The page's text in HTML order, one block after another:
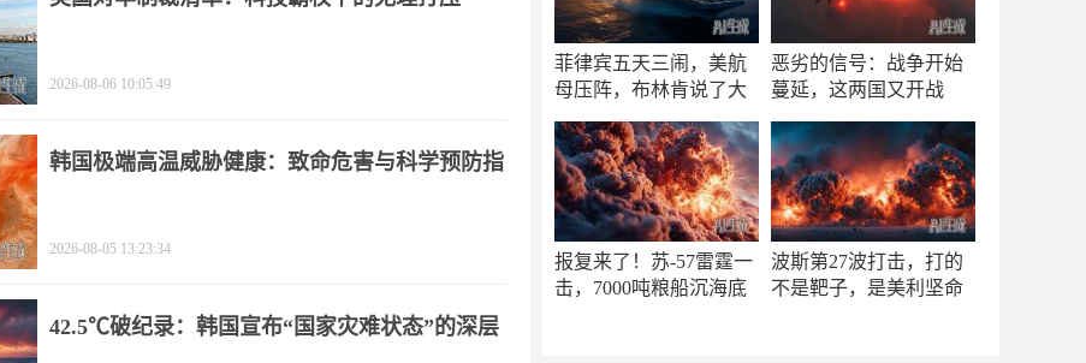
菲律宾五天三闹，美航
母压阵，布林肯说了大
恶劣的信号：战争开始
蔓延，这两国又开战
报复来了！苏-57雷霆一
击，7000吨粮船沉海底
波斯第27波打击，打的
不是靶子，是美利坚命
2026-08-06 10:05:49
韩国极端高温威胁健康：致命危害与科学预防指
2026-08-05 13:23:34
42.5℃破纪录：韩国宣布“国家灾难状态”的深层